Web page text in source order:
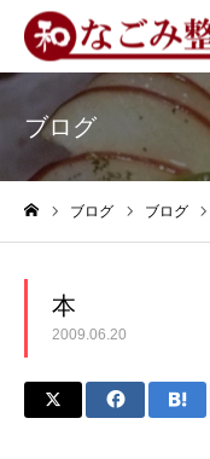
ブログ
ブログ ブログ
本
2009.06.20